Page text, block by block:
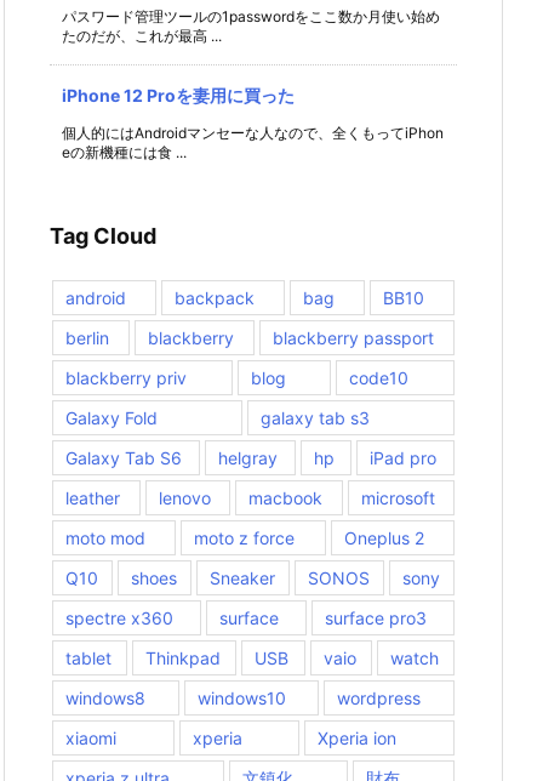
パスワード管理ツールの1passwordをここ数か月使い始め
たのだが、これが最高 ...
iPhone 12 Proを妻用に買った
個人的にはAndroidマンセーな人なので、全くもってiPhon
eの新機種には食 ...
Tag Cloud
android backpack bag
BB10
berlin
blackberry
blackberry passport
blackberry priv
blog
code10
Galaxy Fold
galaxy tab s3
Galaxy Tab S6
helgray hp
iPad pro
leather
lenovo macbook
microsoft
moto mod
moto z force
Oneplus 2
Q10
shoes Sneaker SONOS
sony
spectre x360
surface
surface pro3
tablet
Thinkpad USB vaio
watch
windows8
windows10
wordpress
xiaomi
xperia
Xperia ion